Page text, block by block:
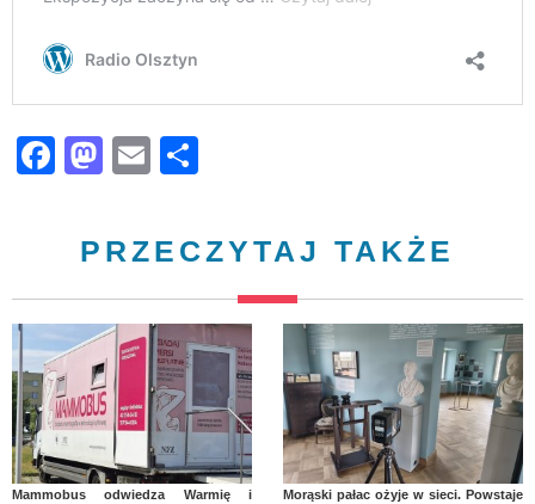
Facebook
Mastodon
Email
PRZECZYTAJ TAKŻE
Mammobus odwiedza Warmię i
Morąski pałac ożyje w sieci. Powstaje